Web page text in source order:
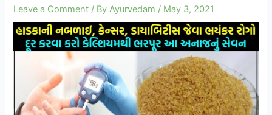
Leave a Comment / ByAyurvedam / May 3, 2021